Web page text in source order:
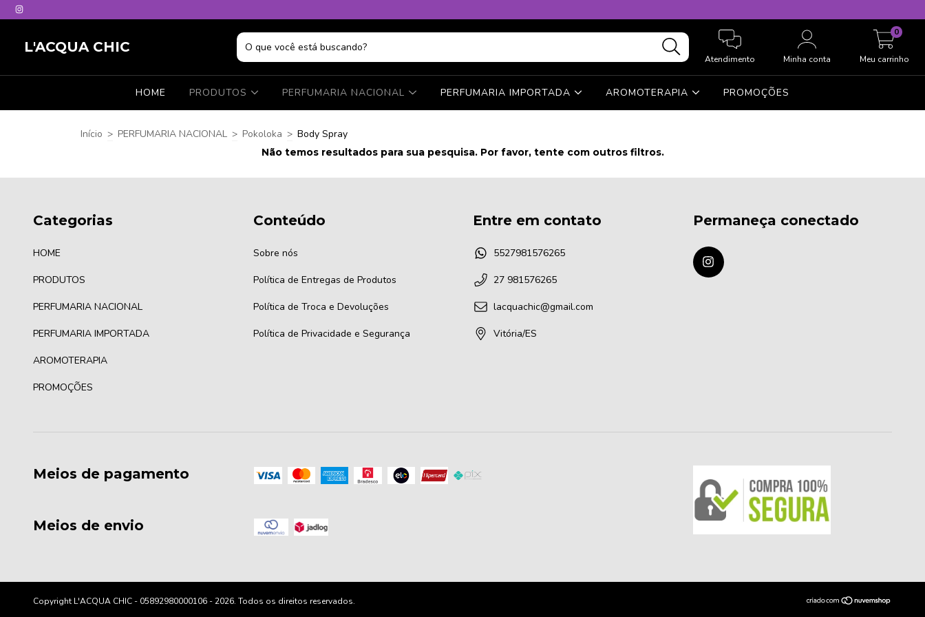
L'ACQUA CHIC
Atendimento Minha conta Meu carrinho
0
HOME PRODUTOS PERFUMARIA NACIONAL PERFUMARIA IMPORTADA AROMOTERAPIA PROMOÇÕES
Início > PERFUMARIA NACIONAL > Pokoloka > Body Spray
Não temos resultados para sua pesquisa. Por favor, tente com outros filtros.
Categorias
HOME
PRODUTOS
PERFUMARIA NACIONAL
PERFUMARIA IMPORTADA
AROMOTERAPIA
PROMOÇÕES
Conteúdo
Sobre nós
Política de Entregas de Produtos
Política de Troca e Devoluções
Política de Privacidade e Segurança
Entre em contato
5527981576265
27 981576265
lacquachic@gmail.com
Vitória/ES
Permaneça conectado
Meios de pagamento
Meios de envio
Copyright L'ACQUA CHIC - 05892980000106 - 2026. Todos os direitos reservados.